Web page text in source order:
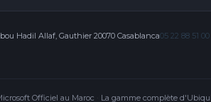
Hadil Allaf, Gauthier 20070 Casablanca05 22 88 51 00
Officiel au Maroc · La gamme complète